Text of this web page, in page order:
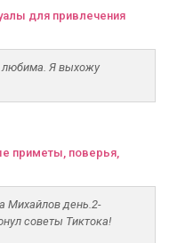
для привлечения
Я выхожу
приметы, поверья,
Михайлов день.2-
советы Тиктока!